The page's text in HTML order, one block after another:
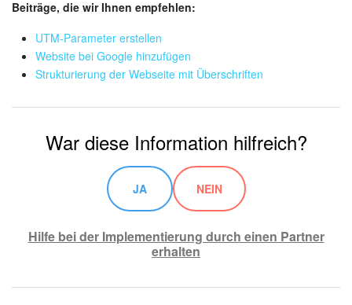
BI-Builder
Automatisierung
Onlineshop
Anwendungen
Wissensbasis
Beiträge, die wir Ihnen empfehlen:
UTM-Parameter erstellen
Website bei Google hinzufügen
Strukturierung der Webseite mit Überschriften
War diese Information hilfreich?
JA NEIN
Hilfe bei der Implementierung durch einen Partner
erhalten